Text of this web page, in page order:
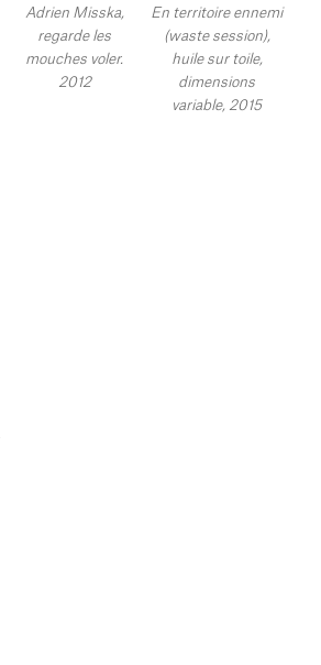
Adrien Misska,
regarde les
mouches voler.
2012
En territoire ennemi
(waste session),
huile sur toile,
dimensions
variable, 2015